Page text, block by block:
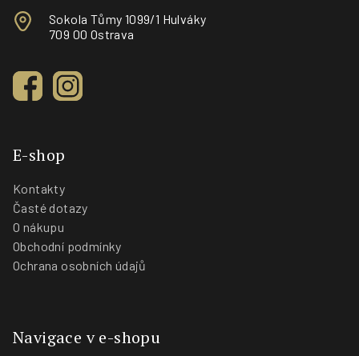
Sokola Tůmy 1099/1 Hulváky
709 00 Ostrava
E-shop
Kontakty
Časté dotazy
O nákupu
Obchodní podmínky
Ochrana osobních údajů
Navigace v e-shopu